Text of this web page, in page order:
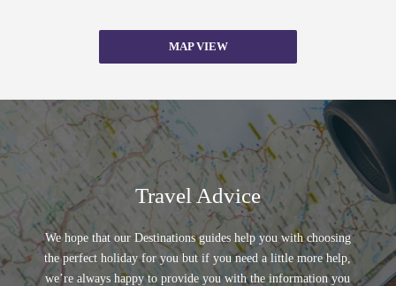
MAP VIEW
Travel Advice
We hope that our Destinations guides help you with choosing
the perfect holiday for you but if you need a little more help,
we’re always happy to provide you with the information you